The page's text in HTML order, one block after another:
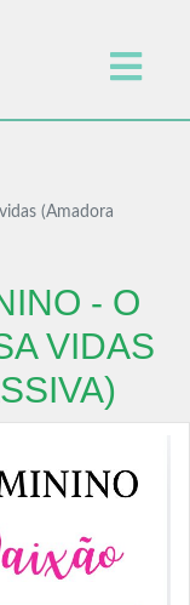
(Amadora
- O
VIDAS